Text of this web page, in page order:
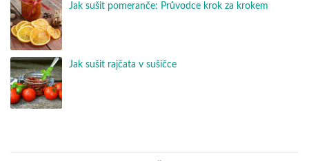
Jak sušit pomeranče: Průvodce krok za krokem
Jak sušit rajčata v sušičce